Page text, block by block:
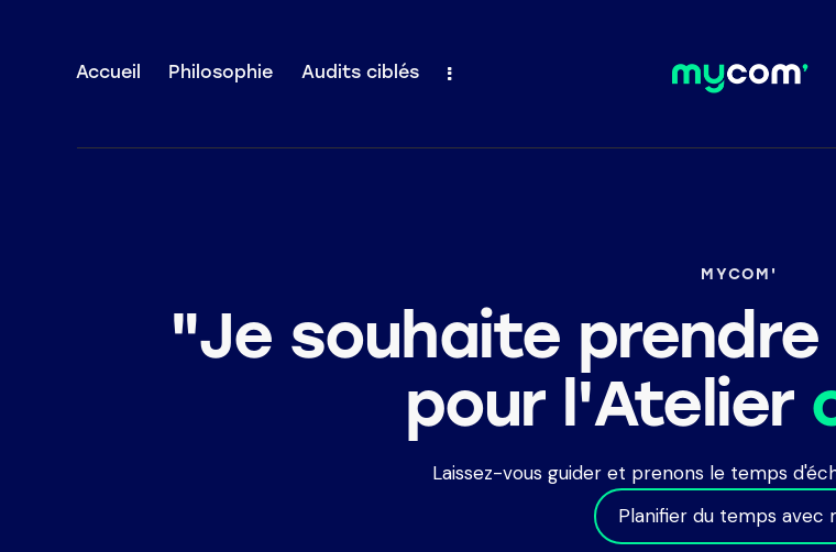
Accueil Philosophie Audits ciblés
MYCOM'
"Je souhaite prendre
pour l'Atelier
Laissez-vous guider et prenons le temps
Planifier du temps avec